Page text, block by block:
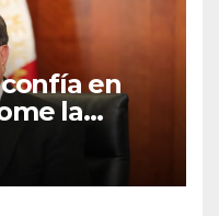
en
la
el
el